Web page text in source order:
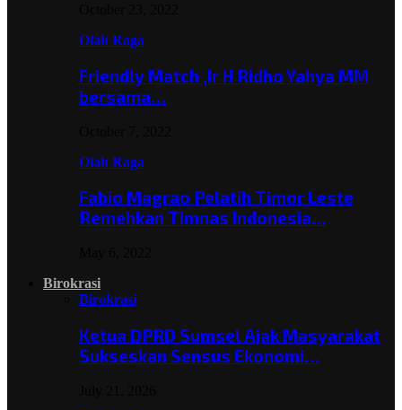
Olah Raga
Friendly Match ,Ir H Ridho Yahya MM
bersama…
Olah Raga
Fabio Magrao Pelatih Timor Leste
Remehkan Timnas Indonesia…
Birokrasi
Birokrasi
Ketua DPRD Sumsel Ajak Masyarakat
Sukseskan Sensus Ekonomi…